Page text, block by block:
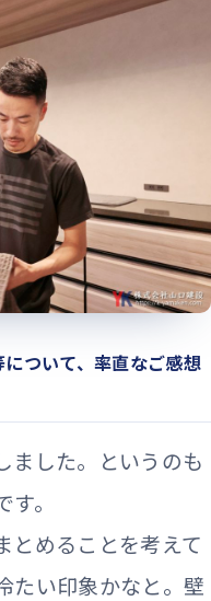
ついて、率直なご感想
ました。というのも
。
とめることを考えて
たい印象かなと。壁